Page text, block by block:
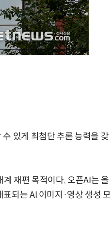
있게 최첨단 추론 능력을 갖
재편 목적이다. 오픈AI는 올
되는 AI 이미지·영상 생성 모